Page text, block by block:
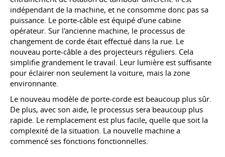
indépendant de la machine, et ne consomme donc pas sa
puissance. Le porte-câble est équipé d'une cabine
opérateur. Sur l'ancienne machine, le processus de
changement de corde était effectué dans la rue. Le
nouveau porte-câble a des projecteurs réguliers. Cela
simplifie grandement le travail. Leur lumière est suffisante
pour éclairer non seulement la voiture, mais la zone
environnante.
Le nouveau modèle de porte-corde est beaucoup plus sûr.
De plus, avec son aide, le processus sera beaucoup plus
rapide. Le remplacement est plus facile, quelle que soit la
complexité de la situation. La nouvelle machine a
commencé ses fonctions fonctionnelles.